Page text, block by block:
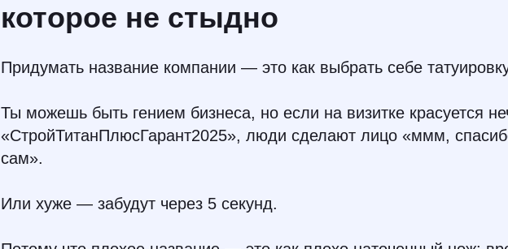
которое не стыдно
Придумать название компании — это как выбрать себе
Ты можешь быть гением бизнеса, но если на визитке красуется
«СтройТитанПлюсГарант2025», люди сделают лицо «ммм,
сам».
Или хуже — забудут через 5 секунд.